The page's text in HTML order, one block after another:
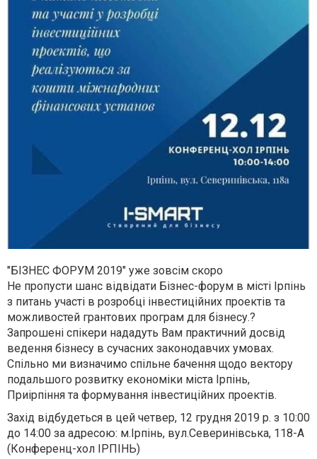
"БІЗНЕС ФОРУМ 2019" уже зовсім скоро
Не пропусти шанс відвідати Бізнес-форум в місті Ірпінь
з питань участі в розробці інвестиційних проектів та
можливостей грантових програм для бізнесу.?
Запрошені спікери нададуть Вам практичний досвід
ведення бізнесу в сучасних законодавчих умовах.
Спільно ми визначимо спільне бачення щодо вектору
подальшого розвитку економіки міста Ірпінь,
Приірпіння та формування інвестиційних проектів.
Захід відбудеться в цей четвер, 12 грудня 2019 р. з 10:00
до 14:00 за адресою: м.Ірпінь, вул.Северинівська, 118-А
(Конференц-хол ІРПІНЬ)